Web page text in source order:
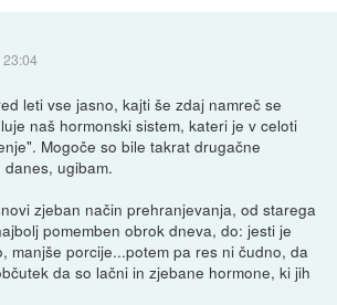
leti vse jasno, kajti še zdaj namreč se
naš hormonski sistem, kateri je v celoti
Mogoče so bile takrat drugačne
ugibam.
zjeban način prehranjevanja, od starega
pomemben obrok dneva, do: jesti je
manjše porcije...potem pa res ni čudno, da
da so lačni in zjebane hormone, ki jih